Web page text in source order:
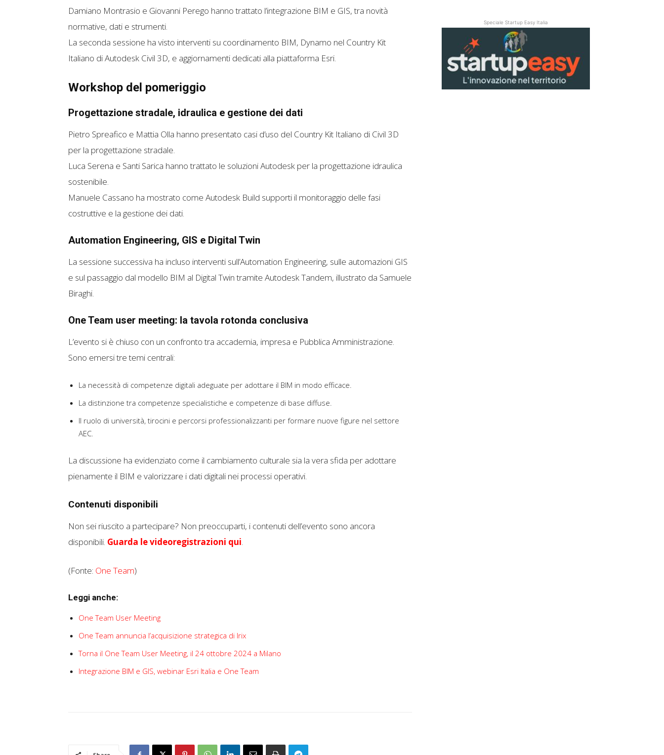
Damiano Montrasio e Giovanni Perego hanno trattato l’integrazione BIM e GIS, tra novità
normative, dati e strumenti.
La seconda sessione ha visto interventi su coordinamento BIM, Dynamo nel Country Kit
Italiano di Autodesk Civil 3D, e aggiornamenti dedicati alla piattaforma Esri.
Workshop del pomeriggio
Progettazione stradale, idraulica e gestione dei dati
Pietro Spreafico e Mattia Olla hanno presentato casi d’uso del Country Kit Italiano di Civil 3D
per la progettazione stradale.
Luca Serena e Santi Sarica hanno trattato le soluzioni Autodesk per la progettazione idraulica
sostenibile.
Manuele Cassano ha mostrato come Autodesk Build supporti il monitoraggio delle fasi
costruttive e la gestione dei dati.
Automation Engineering, GIS e Digital Twin
La sessione successiva ha incluso interventi sull’Automation Engineering, sulle automazioni GIS
e sul passaggio dal modello BIM al Digital Twin tramite Autodesk Tandem, illustrato da Samuele
Biraghi.
One Team user meeting: la tavola rotonda conclusiva
L’evento si è chiuso con un confronto tra accademia, impresa e Pubblica Amministrazione.
Sono emersi tre temi centrali:
La necessità di competenze digitali adeguate per adottare il BIM in modo efficace.
La distinzione tra competenze specialistiche e competenze di base diffuse.
Il ruolo di università, tirocini e percorsi professionalizzanti per formare nuove figure nel settore
AEC.
La discussione ha evidenziato come il cambiamento culturale sia la vera sfida per adottare
pienamente il BIM e valorizzare i dati digitali nei processi operativi.
Contenuti disponibili
Non sei riuscito a partecipare? Non preoccuparti, i contenuti dell’evento sono ancora
disponibili. Guarda le videoregistrazioni qui.
(Fonte: One Team)
Leggi anche:
One Team User Meeting
One Team annuncia l’acquisizione strategica di Irix
Torna il One Team User Meeting, il 24 ottobre 2024 a Milano
Integrazione BIM e GIS, webinar Esri Italia e One Team
Speciale Startup Easy Italia